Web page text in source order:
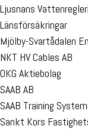
Ljusnans
Länsförsäkringar
Mjölby-Svartådalen
NKT HV Cables AB
OKG Aktiebolag
SAAB AB
SAAB Training
Sankt Kors